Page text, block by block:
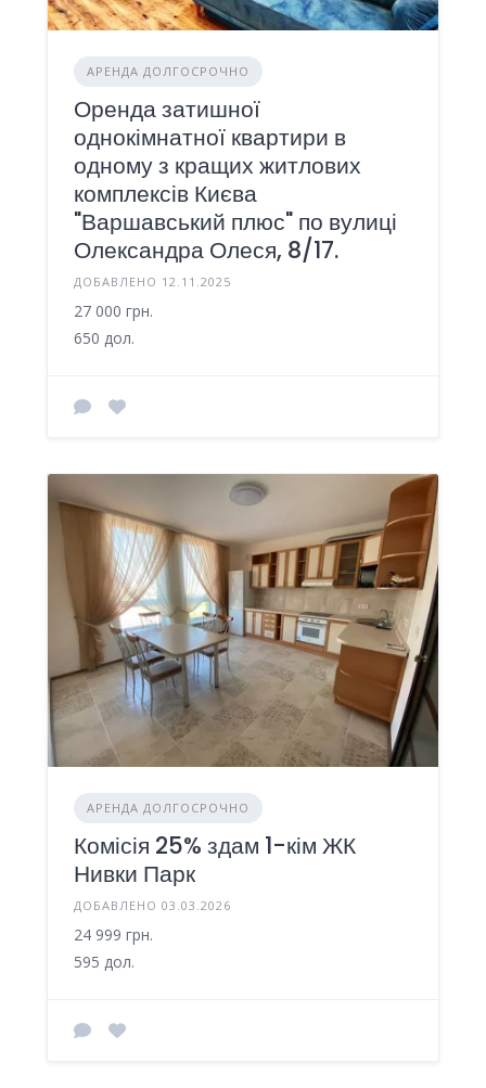
АРЕНДА ДОЛГОСРОЧНО
Оренда затишної
однокімнатної квартири в
одному з кращих житлових
комплексів Києва
"Варшавський плюс" по вулиці
Олександра Олеся, 8/17.
ДОБАВЛЕНО 12.11.2025
27 000 грн.
650 дол.
АРЕНДА ДОЛГОСРОЧНО
Комісія 25% здам 1-кім ЖК
Нивки Парк
ДОБАВЛЕНО 03.03.2026
24 999 грн.
595 дол.